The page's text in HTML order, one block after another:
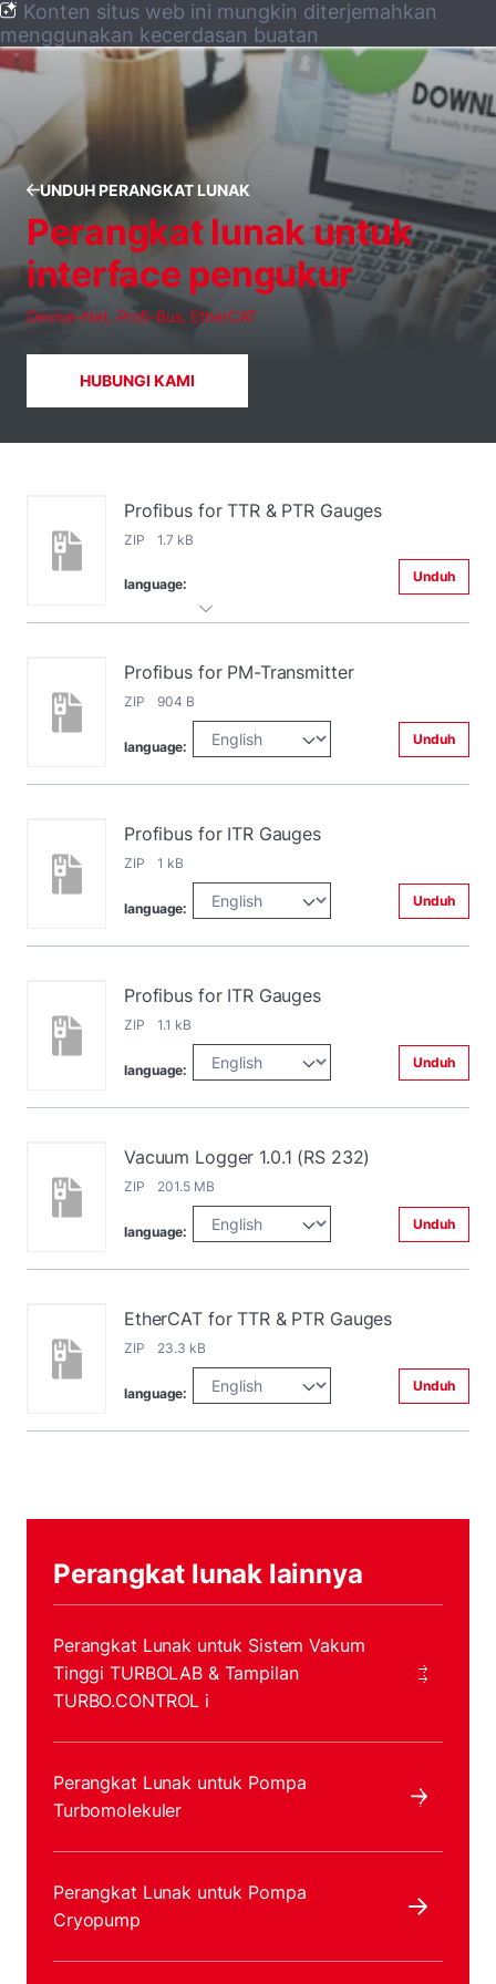
Konten situs web ini mungkin diterjemahkan
menggunakan kecerdasan buatan
UNDUH PERANGKAT LUNAK
Perangkat lunak untuk
interface pengukur
Device-Net, Profi-Bus, EtherCAT
HUBUNGI KAMI
Profibus for TTR & PTR Gauges
ZIP 1.7 kB
language: Unduh
Profibus for PM-Transmitter
ZIP 904 B
language: Unduh
Profibus for ITR Gauges
ZIP 1 kB
language: Unduh
Profibus for ITR Gauges
ZIP 1.1 kB
language: Unduh
Vacuum Logger 1.0.1 (RS 232)
ZIP 201.5 MB
language: Unduh
EtherCAT for TTR & PTR Gauges
ZIP 23.3 kB
language: Unduh
Perangkat lunak lainnya
Perangkat Lunak untuk Sistem Vakum
Tinggi TURBOLAB & Tampilan
TURBO.CONTROL i
Perangkat Lunak untuk Pompa
Turbomolekuler
Perangkat Lunak untuk Pompa
Cryopump